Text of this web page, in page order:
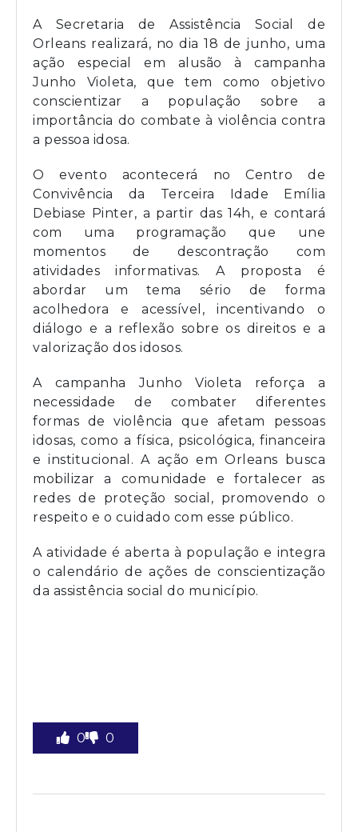
A Secretaria de Assistência Social de
Orleans realizará, no dia 18 de junho, uma
ação especial em alusão à campanha
Junho Violeta, que tem como objetivo
conscientizar a população sobre a
importância do combate à violência contra
a pessoa idosa.
O evento acontecerá no Centro de
Convivência da Terceira Idade Emília
Debiase Pinter, a partir das 14h, e contará
com uma programação que une
momentos de descontração com
atividades informativas. A proposta é
abordar um tema sério de forma
acolhedora e acessível, incentivando o
diálogo e a reflexão sobre os direitos e a
valorização dos idosos.
A campanha Junho Violeta reforça a
necessidade de combater diferentes
formas de violência que afetam pessoas
idosas, como a física, psicológica, financeira
e institucional. A ação em Orleans busca
mobilizar a comunidade e fortalecer as
redes de proteção social, promovendo o
respeito e o cuidado com esse público.
A atividade é aberta à população e integra
o calendário de ações de conscientização
da assistência social do município.
0 0